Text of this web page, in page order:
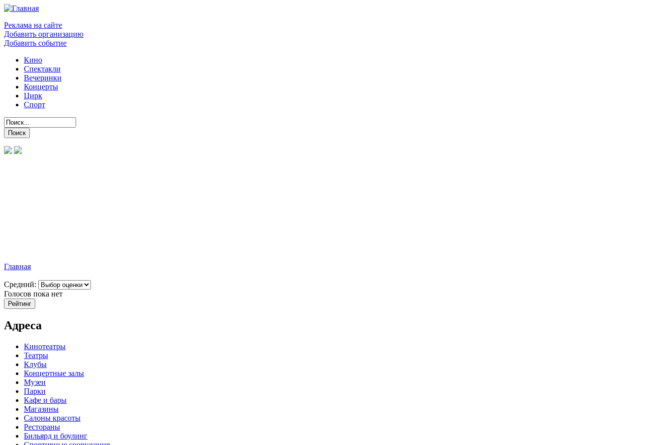
Реклама на сайте
Добавить организацию
Добавить событие
Кино
Спектакли
Вечеринки
Концерты
Цирк
Спорт
Главная
Средний:
Голосов пока нет
Адреса
Кинотеатры
Театры
Клубы
Концертные залы
Музеи
Парки
Кафе и бары
Магазины
Салоны красоты
Рестораны
Бильярд и боулинг